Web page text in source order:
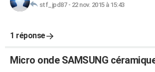
stf_jpd87- 22 nov. 2015 à 15:43
1 réponse
Micro onde SAMSUNG